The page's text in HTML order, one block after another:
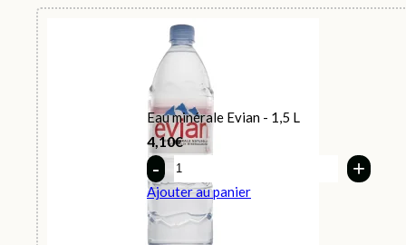
Eau minérale Evian - 1,5 L
4,10€
Quantity
Ajouter au panier